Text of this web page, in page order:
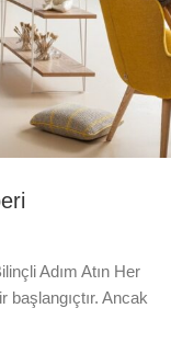
Adım Atın Her
Ancak